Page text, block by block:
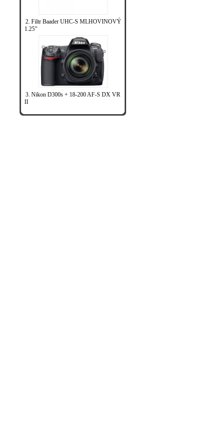
2. Filtr Baader UHC-S MLHOVINOVÝ
1.25”
3. Nikon D300s + 18-200 AF-S DX VR
II